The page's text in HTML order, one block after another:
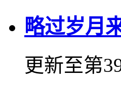
略过岁月
更新至第